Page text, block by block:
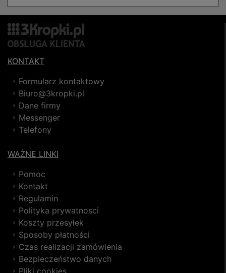
KONTAKT
Formularz kontaktowy
Biuro@3kropki.pl
Dane firmy
Messenger
Telefony
WAŻNE LINKI
Pomoc
Kontakt
Regulamin
Polityka prywatnosci
Koszty przesyłek
Sposoby płatności
Czas realizacji zamówienia
Bezpieczeństwo danych